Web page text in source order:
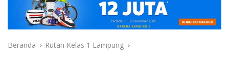
Beranda Rutan Kelas 1 Lampung